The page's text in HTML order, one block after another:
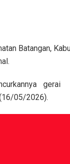
Batangan,
gerai
05/2026).